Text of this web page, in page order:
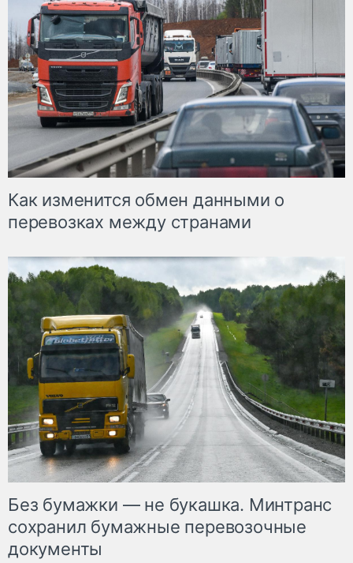
Как изменится обмен данными о
перевозках между странами
Без бумажки — не букашка. Минтранс
сохранил бумажные перевозочные
документы